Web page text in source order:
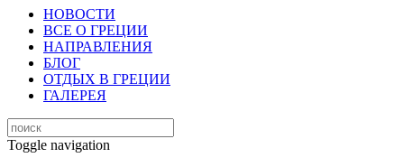
НОВОСТИ
ВСЕ О ГРЕЦИИ
НАПРАВЛЕНИЯ
БЛОГ
ОТДЫХ В ГРЕЦИИ
ГАЛЕРЕЯ
Toggle navigation